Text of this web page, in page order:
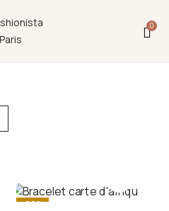
0
-29%
juillet 16h au 12 août.
et aucune
main propre ne sera